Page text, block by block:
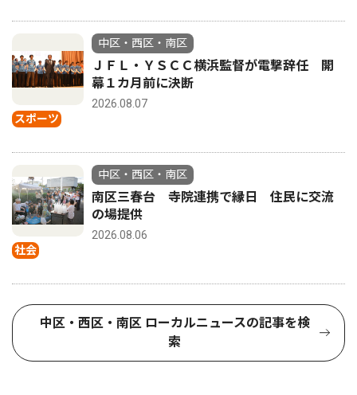
スポーツ
中区・西区・南区
ＪＦＬ・ＹＳＣＣ横浜監督が電撃辞任 開
幕１カ月前に決断
2026.08.07
社会
中区・西区・南区
南区三春台 寺院連携で縁日 住民に交流
の場提供
2026.08.06
中区・西区・南区 ローカルニュースの記事を検
索